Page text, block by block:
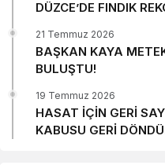
DÜZCE’DE FINDIK
BAŞKAN KAYA
BULUŞTU!
21 Temmuz 2026
HASAT İÇİN GERİ
KABUSU GERİ
19 Temmuz 2026